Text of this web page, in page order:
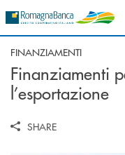
FINANZIAMENTI
Finanziamenti
l’esportazione
SHARE